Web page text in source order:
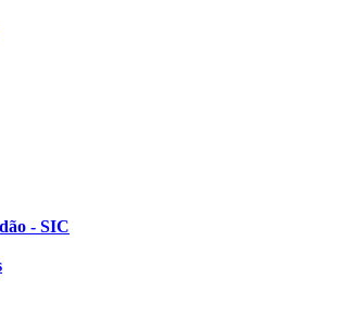
- SIC